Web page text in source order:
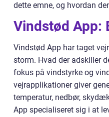
dette emne, og hvordan
Vindstød App:
Vindstød App har taget
storm. Hvad der adskiller
fokus på vindstyrke og
vejrapplikationer giver
temperatur, nedbør,
App specialiseret sig i at